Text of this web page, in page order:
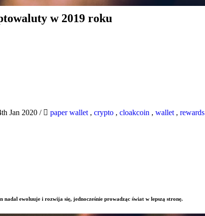
w 2019 roku
Jan 2020 / paper wallet , crypto , cloakcoin , wallet , rewards
ewoluuje i rozwija się, jednocześnie prowadząc świat w lepszą stronę.